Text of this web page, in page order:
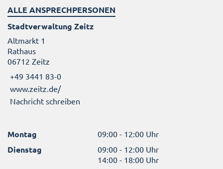
ALLE ANSPRECHPERSONEN
Stadtverwaltung Zeitz
Altmarkt 1
Rathaus
06712 Zeitz
+49 3441 83-0
www.zeitz.de/
Nachricht schreiben
Montag 09:00 - 12:00 Uhr
Dienstag
09:00 - 12:00 Uhr
14:00 - 18:00 Uhr